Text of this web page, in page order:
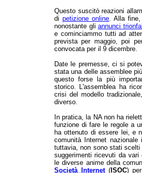
Questo suscitò reazioni
dipetizione online. Alla
nonostante gli annunci
e cominciammo tutti ad
prevista per maggio, poi
convocata per il 9 dicembre.
Date le premesse, ci si
stata una delle assemblee
questo forse la più
storico. L'assemblea ha
crisi del modello
diverso.
In pratica, la NA non ha
funzione di fare le regole a
ha ottenuto di essere lei, e
comunità Internet
tuttavia, non sono stati
suggerimenti ricevuti da
le diverse anime della
Società Internet( ISOC)